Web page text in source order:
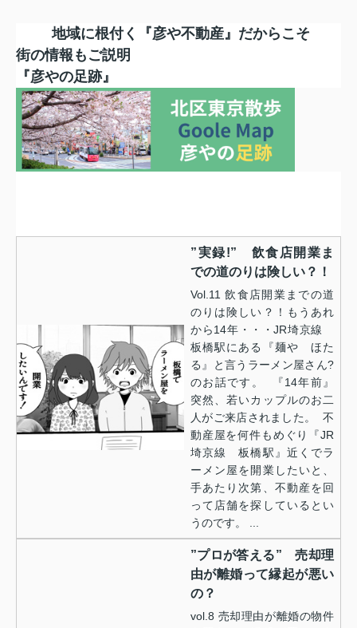
地域に根付く『彦や不動産』だからこそ
街の情報もご説明
『彦やの足跡』
”実録!” 飲食店開業ま
での道のりは険しい？！
Vol.11 飲食店開業までの道
のりは険しい？！もうあれ
から14年・・・JR埼京線
板橋駅にある『麺や ほた
る』と言うラーメン屋さん?
のお話です。 『14年前』
突然、若いカップルのお二
人がご来店されました。 不
動産屋を何件もめぐり『JR
埼京線 板橋駅』近くでラ
ーメン屋を開業したいと、
手あたり次第、不動産を回
って店舗を探しているとい
うのです。 ...
”プロが答える” 売却理
由が離婚って縁起が悪い
の？
vol.8 売却理由が離婚の物件